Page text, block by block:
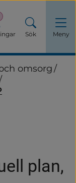
Sök Meny
omsorg/
plan,